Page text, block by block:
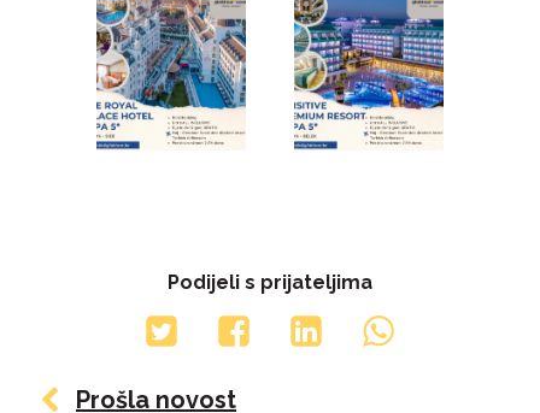
Podijeli s prijateljima
Prošla novost